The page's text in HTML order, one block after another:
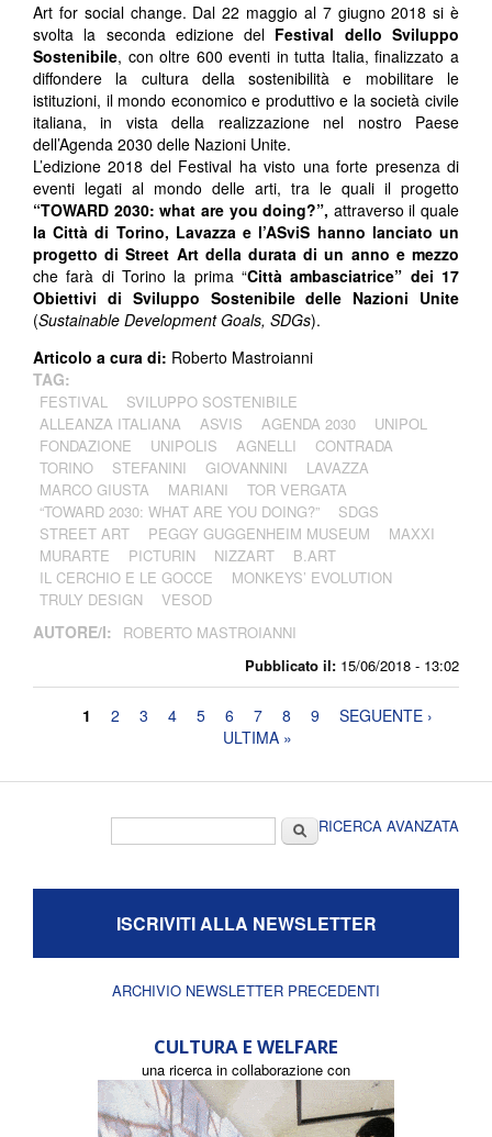
Pubblicato il: 15/06/2018 - 13:02
Art for social change. Dal 22 maggio al 7 giugno 2018 si è
svolta la seconda edizione del Festival dello Sviluppo
Sostenibile, con oltre 600 eventi in tutta Italia, finalizzato a
diffondere la cultura della sostenibilità e mobilitare le
istituzioni, il mondo economico e produttivo e la società civile
italiana, in vista della realizzazione nel nostro Paese
dell’Agenda 2030 delle Nazioni Unite.
L’edizione 2018 del Festival ha visto una forte presenza di
eventi legati al mondo delle arti, tra le quali il progetto
“TOWARD 2030: what are you doing?”, attraverso il quale
la Città di Torino, Lavazza e l’ASviS hanno lanciato un
progetto di Street Art della durata di un anno e mezzo
che farà di Torino la prima “Città ambasciatrice” dei 17
Obiettivi di Sviluppo Sostenibile delle Nazioni Unite
(Sustainable Development Goals, SDGs).
Articolo a cura di: Roberto Mastroianni
TAG:
FESTIVAL
SVILUPPO SOSTENIBILE
ALLEANZA ITALIANA
ASVIS AGENDA 2030
UNIPOL
FONDAZIONE
UNIPOLIS AGNELLI
CONTRADA
TORINO
STEFANINI GIOVANNINI
LAVAZZA
MARCO GIUSTA
MARIANI
TOR VERGATA
“TOWARD 2030: WHAT ARE YOU DOING?”
SDGS
STREET ART
PEGGY GUGGENHEIM MUSEUM
MAXXI
MURARTE
PICTURIN NIZZART
B.ART
IL CERCHIO E LE GOCCE
MONKEYS’ EVOLUTION
TRULY DESIGN
VESOD
AUTORE/I: ROBERTO MASTROIANNI
Pagine
1 2 3 4 5 6 7 8 9
SEGUENTE ›
ULTIMA »
CercaRICERCA AVANZATA
ISCRIVITI ALLA NEWSLETTER
ARCHIVIO NEWSLETTER PRECEDENTI
CULTURA E WELFARE
una ricerca in collaborazione con